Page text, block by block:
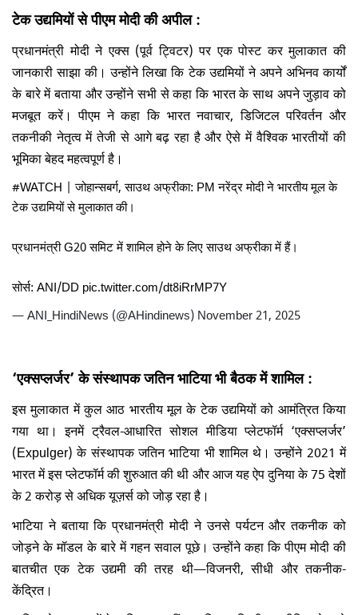
टेक उद्यमियों से पीएम मोदी की अपील :
प्रधानमंत्री मोदी ने एक्स (पूर्व ट्विटर) पर एक पोस्ट कर मुलाकात की
जानकारी साझा की। उन्होंने लिखा कि टेक उद्यमियों ने अपने अभिनव कार्यों
के बारे में बताया और उन्होंने सभी से कहा कि भारत के साथ अपने जुड़ाव को
मजबूत करें। पीएम ने कहा कि भारत नवाचार, डिजिटल परिवर्तन और
तकनीकी नेतृत्व में तेजी से आगे बढ़ रहा है और ऐसे में वैश्विक भारतीयों की
भूमिका बेहद महत्वपूर्ण है।
#WATCH | जोहान्सबर्ग, साउथ अफ्रीका: PM नरेंद्र मोदी ने भारतीय मूल के
टेक उद्यमियों से मुलाकात की।
प्रधानमंत्री G20 समिट में शामिल होने के लिए साउथ अफ्रीका में हैं।
सोर्स: ANI/DD pic.twitter.com/dt8iRrMP7Y
— ANI_HindiNews (@AHindinews)November 21, 2025
‘एक्सप्लर्जर’ के संस्थापक जतिन भाटिया भी बैठक में शामिल :
इस मुलाकात में कुल आठ भारतीय मूल के टेक उद्यमियों को आमंत्रित किया
गया था। इनमें ट्रैवल-आधारित सोशल मीडिया प्लेटफॉर्म ‘एक्सप्लर्जर’
(Expulger) के संस्थापक जतिन भाटिया भी शामिल थे। उन्होंने 2021 में
भारत में इस प्लेटफॉर्म की शुरुआत की थी और आज यह ऐप दुनिया के 75 देशों
के 2 करोड़ से अधिक यूज़र्स को जोड़ रहा है।
भाटिया ने बताया कि प्रधानमंत्री मोदी ने उनसे पर्यटन और तकनीक को
जोड़ने के मॉडल के बारे में गहन सवाल पूछे। उन्होंने कहा कि पीएम मोदी की
बातचीत एक टेक उद्यमी की तरह थी—विजनरी, सीधी और तकनीक-
केंद्रित।